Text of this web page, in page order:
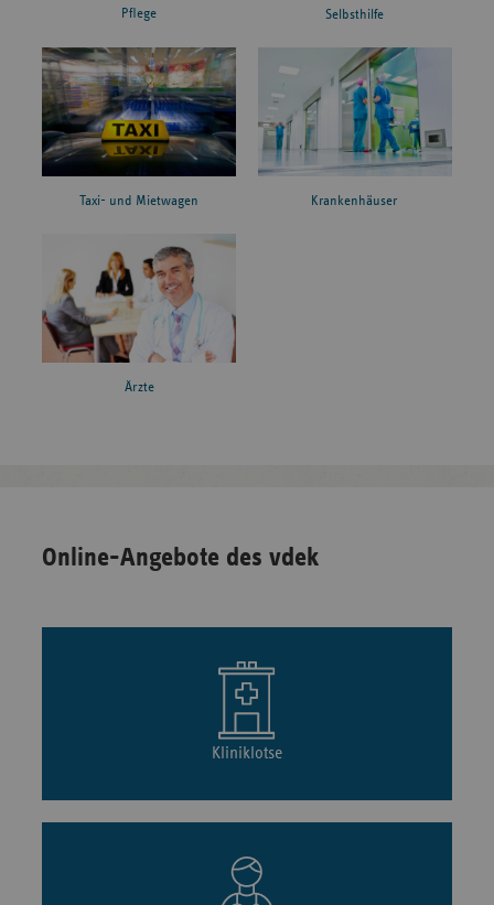
Pflege Selbsthilfe
Taxi- und Mietwagen Krankenhäuser
Ärzte
Online-Angebote des vdek
Kliniklotse